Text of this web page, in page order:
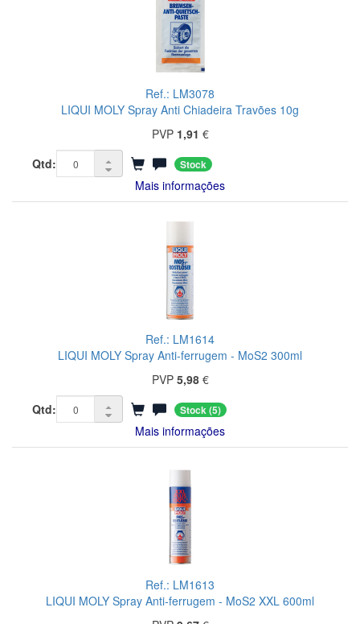
Ref.: LM3078
LIQUI MOLY Spray Anti Chiadeira Travões 10g
PVP 1,91 €
Qtd:
Stock
Mais informações
Ref.: LM1614
LIQUI MOLY Spray Anti-ferrugem - MoS2 300ml
PVP 5,98€
Qtd:
Stock(5)
Mais informações
Ref.: LM1613
LIQUI MOLY Spray Anti-ferrugem - MoS2 XXL 600ml